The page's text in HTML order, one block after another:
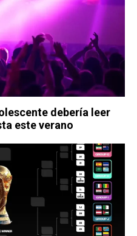
debería leer
este verano